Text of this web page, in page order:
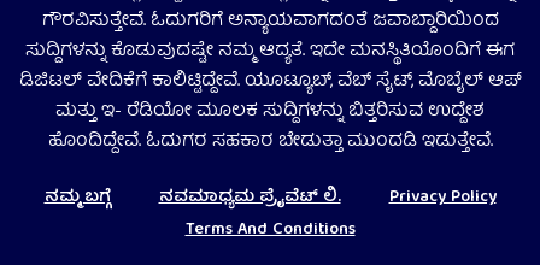
ಗೌರವಿಸುತ್ತೇವೆ. ಓದುಗರಿಗೆ ಅನ್ಯಾಯವಾಗದಂತೆ ಜವಾಬ್ದಾರಿಯಿಂದ
ಸುದ್ದಿಗಳನ್ನು ಕೊಡುವುದಷ್ಟೇ ನಮ್ಮ ಆದ್ಯತೆ. ಇದೇ ಮನಸ್ಥಿತಿಯೊಂದಿಗೆ ಈಗ
ಡಿಜಿಟಲ್‌ ವೇದಿಕೆಗೆ ಕಾಲಿಟ್ಟಿದ್ದೇವೆ. ಯೂಟ್ಯೂಬ್‌, ವೆಬ್ ಸೈಟ್‌, ಮೊಬೈಲ್‌ ಆಪ್‌
ಮತ್ತು ಇ- ರೆಡಿಯೋ ಮೂಲಕ ಸುದ್ದಿಗಳನ್ನು ಬಿತ್ತರಿಸುವ ಉದ್ದೇಶ
ಹೊಂದಿದ್ದೇವೆ. ಓದುಗರ ಸಹಕಾರ ಬೇಡುತ್ತಾ ಮುಂದಡಿ ಇಡುತ್ತೇವೆ.
ನಮ್ಮ ಬಗ್ಗೆ ನವಮಾಧ್ಯಮ ಪ್ರೈವೆಟ್‌ ಲಿ.
Privacy Policy
Terms And Conditions